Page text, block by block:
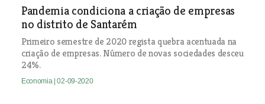
Pandemia condiciona a criação de empresas
no distrito de Santarém
Primeiro semestre de 2020 regista quebra acentuada na
criação de empresas. Número de novas sociedades desceu
24%.
Economia | 02-09-2020